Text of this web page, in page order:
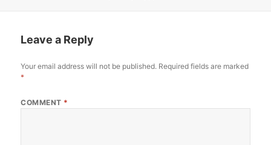
Leave a Reply
Your email address will not be published. Required fields are marked
*
COMMENT *